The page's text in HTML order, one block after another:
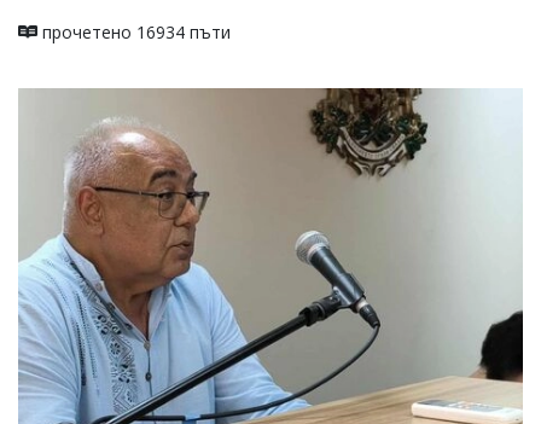
прочетено 16934 пъти